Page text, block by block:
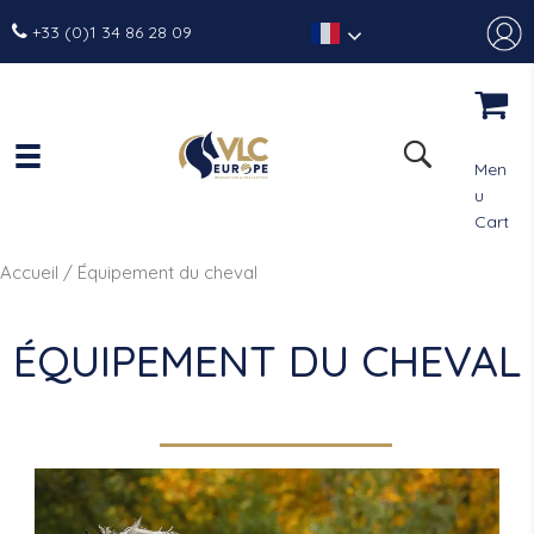
+33 (0)1 34 86 28 09
Men
u
Cart
Accueil / Équipement du cheval
ÉQUIPEMENT DU CHEVAL